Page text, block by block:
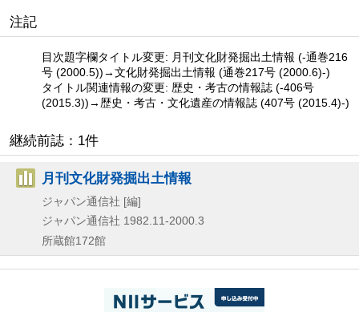
注記
目次題字欄タイトル変更: 月刊文化財発掘出土情報 (-通巻216
号 (2000.5))→文化財発掘出土情報 (通巻217号 (2000.6)-)
タイトル関連情報の変更: 歴史・考古の情報誌 (-406号
(2015.3))→歴史・考古・文化遺産の情報誌 (407号 (2015.4)-)
継続前誌：1件
月刊文化財発掘出土情報
ジャパン通信社 [編]
ジャパン通信社 1982.11-2000.3
所蔵館172館